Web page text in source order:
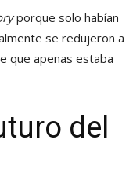
porque solo habían
se redujeron a
que apenas estaba
del